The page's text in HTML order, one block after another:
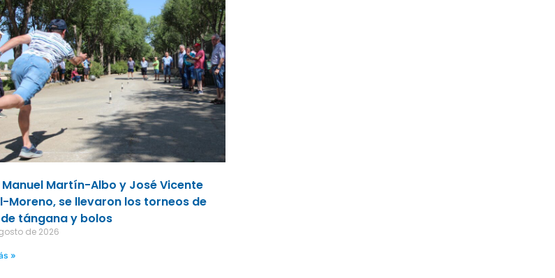
Martín-Albo y José Vicente
Moreno, se llevaron los torneos de
tángana y bolos
de 2026
»